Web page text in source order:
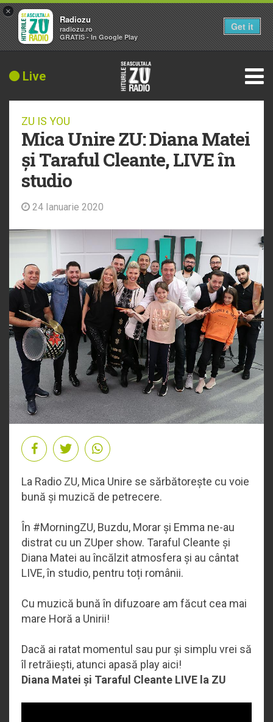
Live
ZU IS YOU
Mica Unire ZU: Diana Matei
și Taraful Cleante, LIVE în
studio
24 Ianuarie 2020
La Radio ZU, Mica Unire se sărbătorește cu voie
bună și muzică de petrecere.
În #MorningZU, Buzdu, Morar și Emma ne-au
distrat cu un ZUper show. Taraful Cleante și
Diana Matei au încălzit atmosfera și au cântat
LIVE, în studio, pentru toți românii.
Cu muzică bună în difuzoare am făcut cea mai
mare Horă a Unirii!
Dacă ai ratat momentul sau pur și simplu vrei să
îl retrăiești, atunci apasă play aici!
Diana Matei și Taraful Cleante LIVE la ZU
×
Radiozu
radiozu.ro
GRATIS - In Google Play
Get it